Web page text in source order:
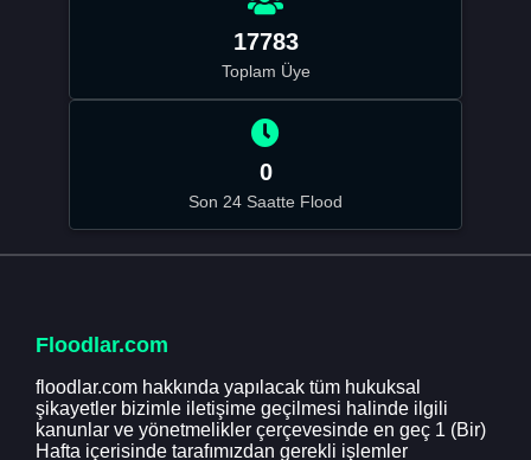
17783
Toplam Üye
0
Son 24 Saatte Flood
Floodlar.com
floodlar.com hakkında yapılacak tüm hukuksal
şikayetler bizimle iletişime geçilmesi halinde ilgili
kanunlar ve yönetmelikler çerçevesinde en geç 1 (Bir)
Hafta içerisinde tarafımızdan gerekli işlemler